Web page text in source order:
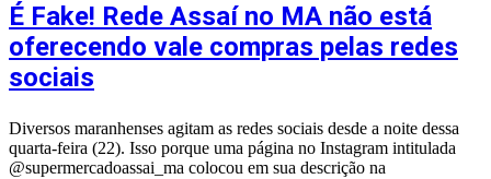
É Fake! Rede Assaí no MA não está
oferecendo vale compras pelas redes
sociais
Diversos maranhenses agitam as redes sociais desde a noite dessa
quarta-feira (22). Isso porque uma página no Instagram intitulada
@supermercadoassai_ma colocou em sua descrição na